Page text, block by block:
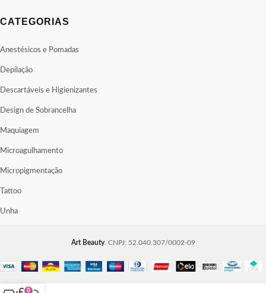
CATEGORIAS
Anestésicos e Pomadas
Depilação
Descartáveis e Higienizantes
Design de Sobrancelha
Maquiagem
Microagulhamento
Micropigmentação
Tattoo
Unha
Art Beauty. CNPJ: 52.040.307/0002-09
0